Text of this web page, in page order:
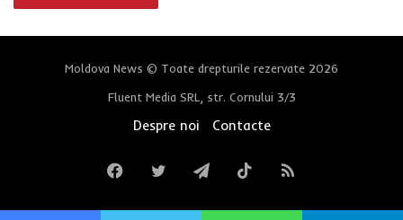
Moldova News © Toate drepturile rezervate 2026
Fluent Media SRL, str. Cornului 3/3
Despre noi Contacte
FacebookTwitterTelegramTikTokRSS